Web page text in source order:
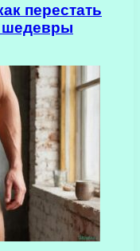
перестать
шедевры